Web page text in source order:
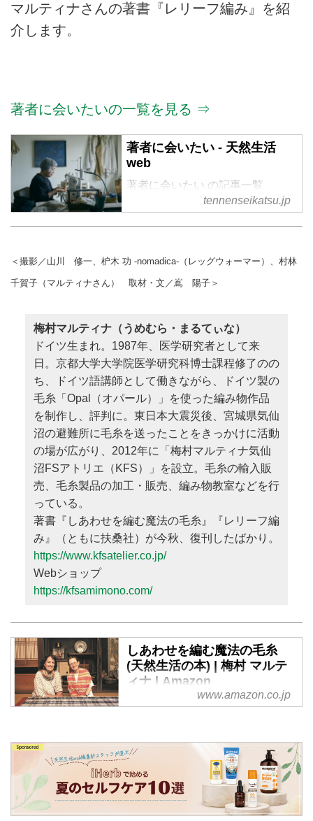
マルティナさんの著書『レリーフ編み』を紹
介します。
著者に会いたいの一覧を見る ⇒
著者に会いたい - 天然生活
web
著者に会いたい の記事一覧
tennenseikatsu.jp
＜撮影／山川 修一、枦木 功 -nomadica-（レッグウォーマー）、村林
千賀子（マルティナさん） 取材・文／嶌 陽子＞
梅村マルティナ（うめむら・まるてぃな）
ドイツ生まれ。1987年、医学研究者として来
日。京都大学大学院医学研究科博士課程修了のの
ち、ドイツ語講師として働きながら、ドイツ製の
毛糸「Opal（オパール）」を使った編み物作品
を制作し、評判に。東日本大震災後、宮城県気仙
沼の避難所に毛糸を送ったことをきっかけに活動
の場が広がり、2012年に「梅村マルティナ気仙
沼FSアトリエ（KFS）」を設立。毛糸の輸入販
売、毛糸製品の加工・販売、編み物教室などを行
っている。
著書『しあわせを編む魔法の毛糸』『レリーフ編
み』（ともに扶桑社）が今秋、復刊したばかり。
https://www.kfsatelier.co.jp/
Webショップ
https://kfsamimono.com/
しあわせを編む魔法の毛糸
(天然生活の本) | 梅村 マルテ
ィナ | Amazon
Amazonで梅村 マルティナのしあ
お届けも可能。アマゾン配送商品
なら通常配送無料。
www.amazon.co.jp